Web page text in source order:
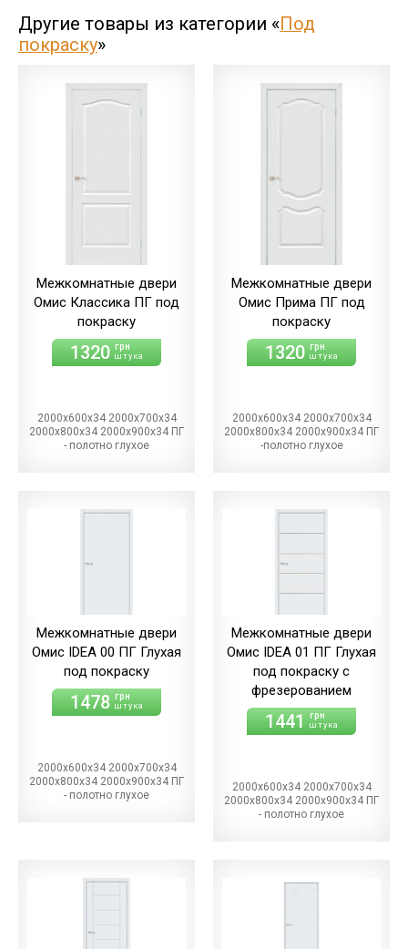
Другие товары из категории «Под
покраску»
Межкомнатные двери
Омис Классика ПГ под
покраску
1320 грн
штука
2000х600х34 2000х700х34
2000х800х34 2000х900х34 ПГ
- полотно глухое
Межкомнатные двери
Омис Прима ПГ под
покраску
1320 грн
штука
2000х600х34 2000х700х34
2000х800х34 2000х900х34 ПГ
-полотно глухое
Межкомнатные двери
Омис IDEA 00 ПГ Глухая
под покраску
1478 грн
штука
2000х600х34 2000х700х34
2000х800х34 2000х900х34 ПГ
- полотно глухое
Межкомнатные двери
Омис IDEA 01 ПГ Глухая
под покраску с
фрезерованием
1441 грн
штука
2000х600х34 2000х700х34
2000х800х34 2000х900х34 ПГ
- полотно глухое